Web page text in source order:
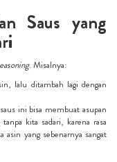
Saus yang
. Misalnya:
lalu ditambah lagi dengan
ini bisa membuat asupan
kita sadari, karena rasa
asin yang sebenarnya sangat